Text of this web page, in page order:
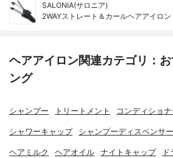
SALONIA(サロニア)
2WAYストレート＆カールヘアアイロン
ヘアアイロン関連カテゴリ：
ング
シャンプー トリートメント コンディショナ
シャワーキャップ シャンプーディスペンサー
ヘアミルク ヘアオイル ナイトキャップ